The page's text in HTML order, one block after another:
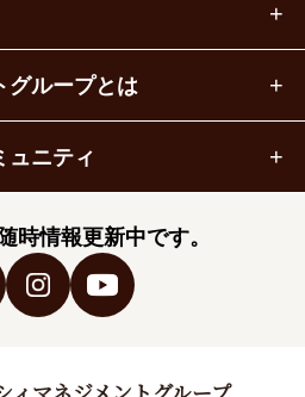
グループとは
ュニティ
時情報更新中です。